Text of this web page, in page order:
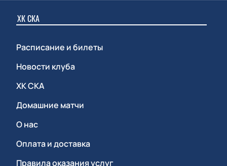
ХК СКА
Расписание и билеты
Новости клуба
ХК СКА
Домашние матчи
О нас
Оплата и доставка
Правила оказания услуг